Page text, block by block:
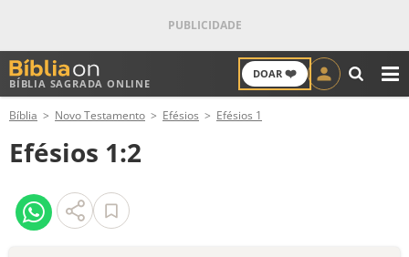
BÍBLIA SAGRADA ONLINE
DOAR ❤️
ANTIGO TESTAMENTO
NOVO TESTAMENTO
VERSÍCULOS
Bíblia Novo Testamento Efésios Efésios 1
Efésios 1:2